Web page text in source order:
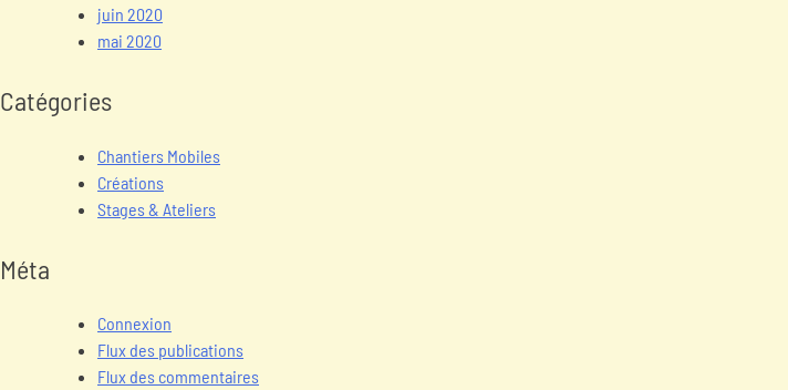
juin 2020
mai 2020
Catégories
Chantiers Mobiles
Créations
Stages & Ateliers
Méta
Connexion
Flux des publications
Flux des commentaires